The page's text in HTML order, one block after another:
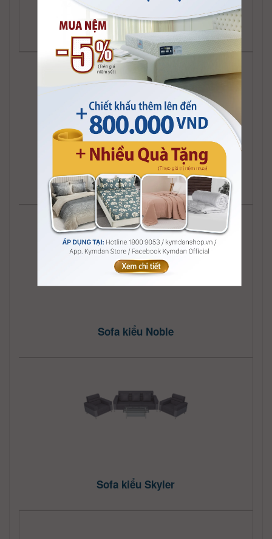
Sofa kiểu Jean
Sofa kiểu Mighty
Sofa kiểu Noble
Sofa kiểu Skyler